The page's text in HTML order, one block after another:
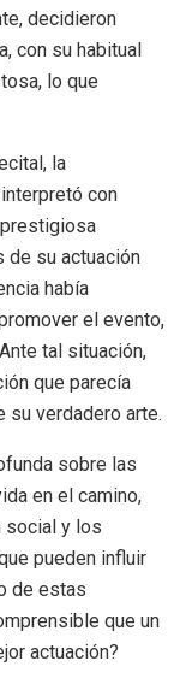
decidieron
con su habitual
lo que
la
con
de su actuación
había
el evento,
tal situación,
que parecía
su verdadero arte.
sobre las
en el camino,
social y los
pueden influir
de estas
que un
actuación?